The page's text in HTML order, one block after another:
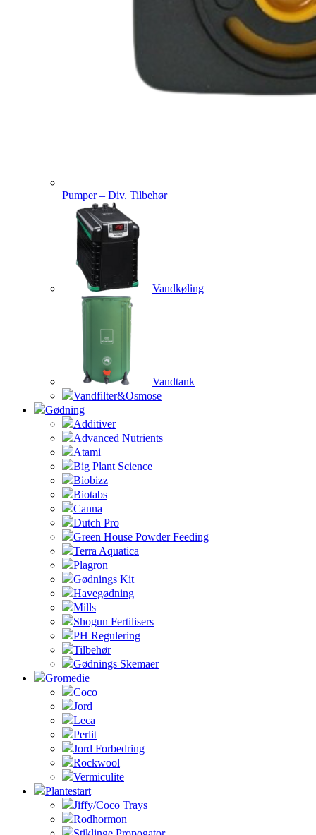
Pumper – Div. Tilbehør
Vandkøling
Vandtank
Vandfilter&Osmose
Gødning
Additiver
Advanced Nutrients
Atami
Big Plant Science
Biobizz
Biotabs
Canna
Dutch Pro
Green House Powder Feeding
Terra Aquatica
Plagron
Gødnings Kit
Havegødning
Mills
Shogun Fertilisers
PH Regulering
Tilbehør
Gødnings Skemaer
Gromedie
Coco
Jord
Leca
Perlit
Jord Forbedring
Rockwool
Vermiculite
Plantestart
Jiffy/Coco Trays
Rodhormon